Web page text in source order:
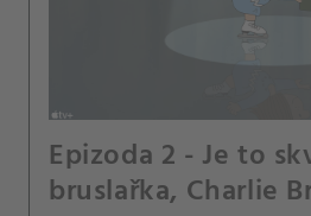
Epizoda 2 - Je to
bruslařka, Charlie